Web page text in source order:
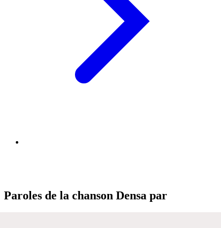
Paroles de la chanson Densa par